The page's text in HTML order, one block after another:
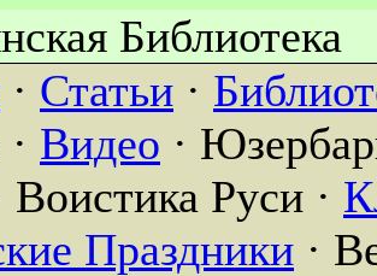
· Статьи ·
Видео ·
Воистика Руси ·
Праздники ·